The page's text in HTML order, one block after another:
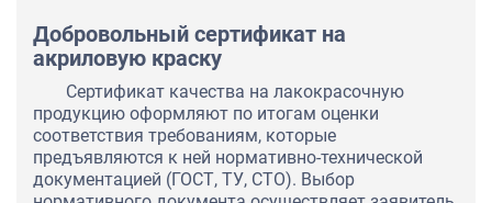
Добровольный сертификат на
акриловую краску
Сертификат качества на лакокрасочную
продукцию оформляют по итогам оценки
соответствия требованиям, которые
предъявляются к ней нормативно-технической
документацией (ГОСТ, ТУ, СТО). Выбор